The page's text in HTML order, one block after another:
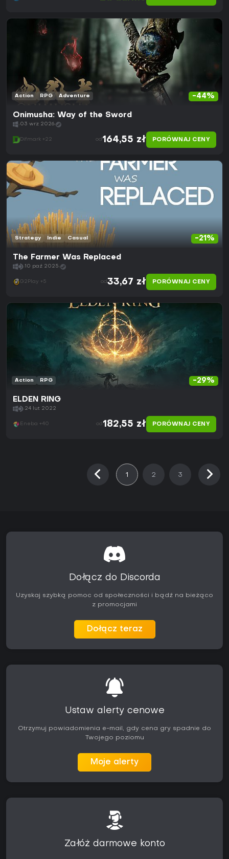
-44%
Action RPG Adventure
Onimusha: Way of the Sword
03 wrz 2026
Difmark +22 od 164,55 zł PORÓWNAJ CENY
-21%
Strategy Indie Casual
The Farmer Was Replaced
10 paź 2025
G2Play +5 od 33,67 zł PORÓWNAJ CENY
-29%
Action RPG
ELDEN RING
24 lut 2022
Eneba +40 od 182,55 zł PORÓWNAJ CENY
1 2 3
Dołącz do Discorda
Uzyskaj szybką pomoc od społeczności i bądź na bieżąco
z promocjami
Dołącz teraz
Ustaw alerty cenowe
Otrzymuj powiadomienia e-mail, gdy cena gry spadnie do
Twojego poziomu
Moje alerty
Załóż darmowe konto